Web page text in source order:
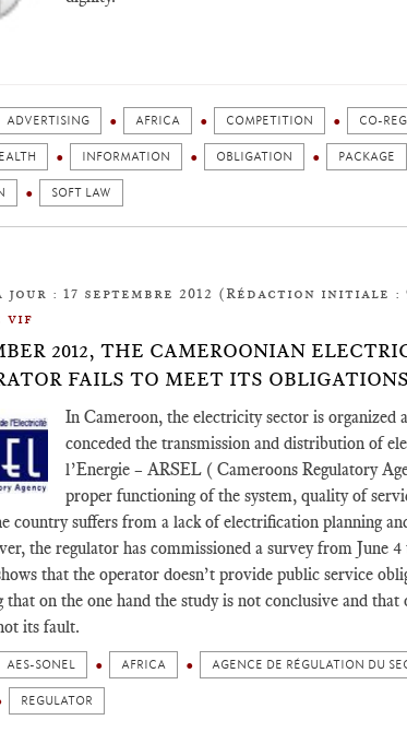
ADVERTISING AFRICA COMPETITION CO-
INFORMATION OBLIGATION PACKAGE
SOFT LAW
jour : 17 septembre 2012 (Rédaction initiale :
vif
2012, THE CAMEROONIAN
FAILS TO MEET ITS OBLIGATIONS
In Cameroon, the electricity sector is organized
conceded the transmission and distribution of
l’Energie – ARSEL ( Cameroons Regulatory
proper functioning of the system, quality of
country suffers from a lack of electrification planning
the regulator has commissioned a survey from June
that the operator doesn’t provide public service
that on the one hand the study is not conclusive and
its fault.
AES-SONEL AFRICA AGENCE DE RÉGULATION DU
REGULATOR